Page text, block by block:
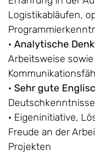
Logistikabläufen,
• Analytische
Arbeitsweise
• Sehr gute
• Eigeninitiative,
Freude an der
Projekten